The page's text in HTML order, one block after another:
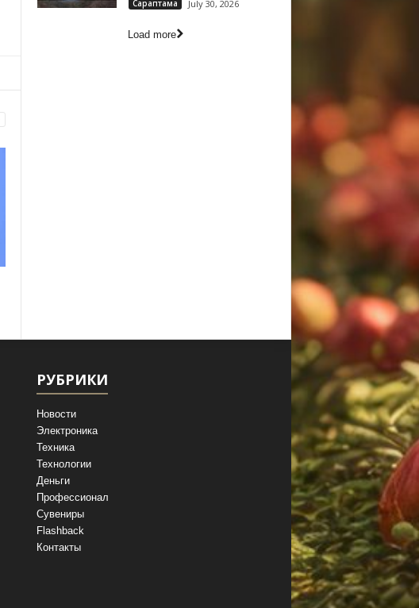
Сараптама July 30, 2026
Load more
РУБРИКИ
Новости
Электроника
Техника
Технологии
Деньги
Профессионал
Сувениры
Flashback
Контакты